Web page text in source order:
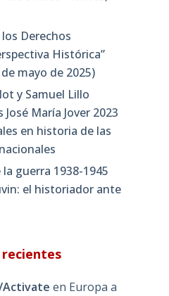
Derechos
Histórica”
de mayo de 2025)
y Samuel Lillo
José María Jover 2023
en historia de las
guerra 1938-1945
el historiador ante
Activate en Europa a